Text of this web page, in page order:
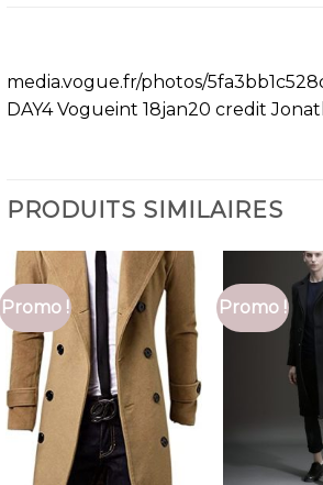
media.vogue.fr/photos/
DAY4 Vogueint 18jan20 credit
PRODUITS SIMILAIRES
Promo ! Promo !